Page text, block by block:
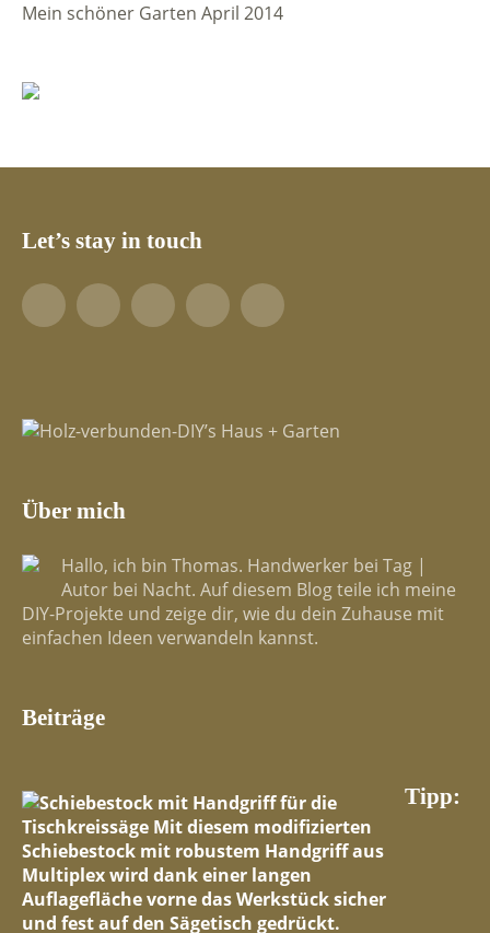
Mein schöner Garten April 2014
Let’s stay in touch
FacebookYouTubePinterestLinkedIn
Über mich
Hallo, ich bin Thomas. Handwerker bei Tag |
Autor bei Nacht. Auf diesem Blog teile ich meine
DIY-Projekte und zeige dir, wie du dein Zuhause mit
einfachen Ideen verwandeln kannst.
Beiträge
Tipp: